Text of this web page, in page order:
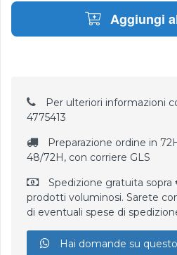
Aggiungi
Per ulteriori informazioni
4775413
Preparazione ordine in
48/72H, con corriere GLS
Spedizione gratuita sopra
prodotti voluminosi. Sarete
di eventuali spese di
Hai domande su